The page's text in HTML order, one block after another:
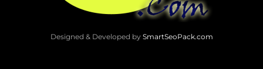
Designed & Developed by SmartSeoPack.com